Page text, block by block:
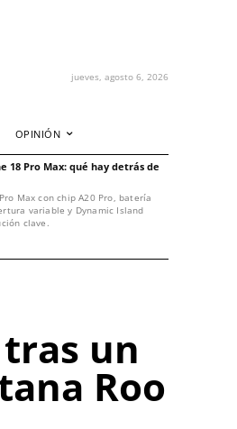
jueves, agosto 6, 2026
OPINIÓN
18 Pro Max: qué hay detrás de
Max con chip A20 Pro, batería
variable y Dynamic Island
clave.
un
Roo